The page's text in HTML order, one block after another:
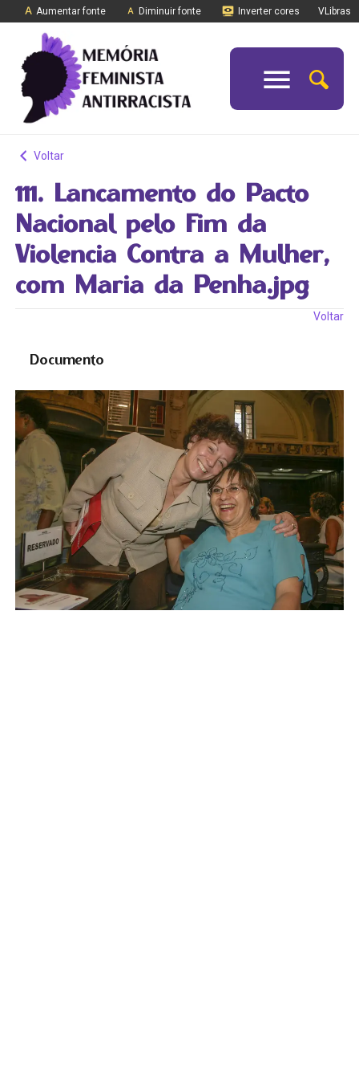
Aumentar fonte Diminuir fonte Inverter cores VLibras
Voltar
111. Lancamento do Pacto
Nacional pelo Fim da
Violencia Contra a Mulher,
com Maria da Penha.jpg
Voltar
Documento